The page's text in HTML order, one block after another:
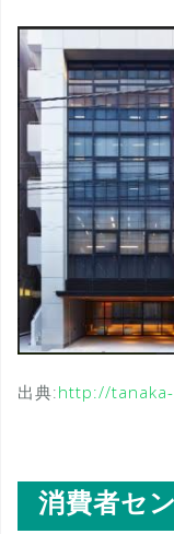
出典:http://
消費者セ